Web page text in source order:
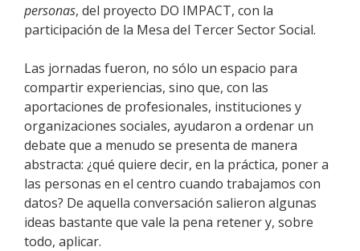
personas, del proyecto DO IMPACT, con la
participación de la Mesa del Tercer Sector Social.
Las jornadas fueron, no sólo un espacio para
compartir experiencias, sino que, con las
aportaciones de profesionales, instituciones y
organizaciones sociales, ayudaron a ordenar un
debate que a menudo se presenta de manera
abstracta: ¿qué quiere decir, en la práctica, poner a
las personas en el centro cuando trabajamos con
datos? De aquella conversación salieron algunas
ideas bastante que vale la pena retener y, sobre
todo, aplicar.